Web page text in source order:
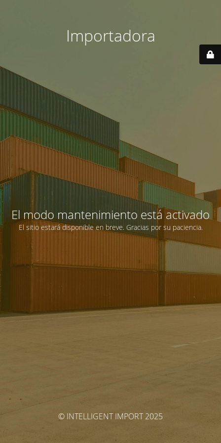
Importadora
El modo mantenimiento está activado
El sitio estará disponible en breve. Gracias por su paciencia.
© INTELLIGENT IMPORT 2025